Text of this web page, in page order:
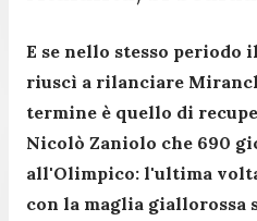
E se nello stesso
riuscì a rilanciare
termine è quello di
Nicolò Zaniolo che 690
all'Olimpico: l'ultima
con la maglia giallorossa